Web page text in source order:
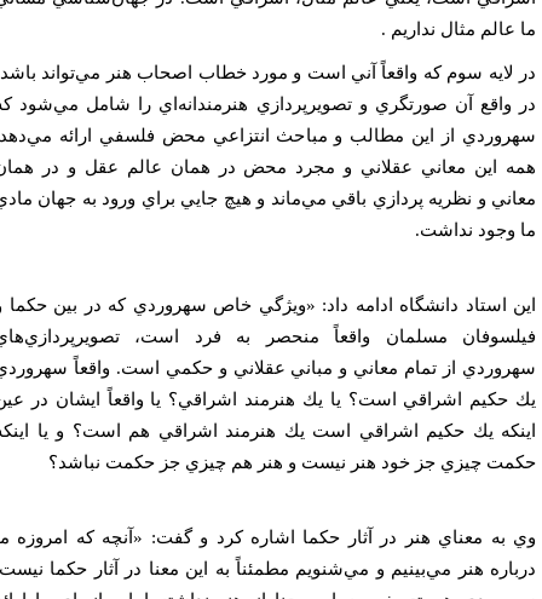
عالم مثال نداريم .
لايه سوم كه واقعاً آني است و مورد خطاب اصحاب هنر مي‌تواند باشد،
واقع آن صورتگري و تصويرپردازي هنرمندانه‌اي را شامل مي‌شود كه
از اين مطالب و مباحث انتزاعي محض فلسفي ارائه مي‌دهد.
اين معاني عقلاني و مجرد محض در همان عالم عقل و در همان
و نظريه پردازي باقي مي‌ماند و هيچ جايي براي ورود به جهان مادي
وجود نداشت.
استاد دانشگاه ادامه داد: «ويژگي خاص سهروردي كه در بين حكما و
مسلمان واقعاً منحصر به فرد است، تصويرپردازي‌هاي
از تمام معاني و مباني عقلاني و حكمي است. واقعاً سهروردي
حكيم اشراقي است؟ يا يك هنرمند اشراقي؟ يا واقعاً ايشان در عين
يك حكيم اشراقي است يك هنرمند اشراقي هم است؟ و يا اينكه
چيزي جز خود هنر نيست و هنر هم چيزي جز حكمت نباشد؟
به معناي هنر در آثار حكما اشاره كرد و گفت: «آنچه كه امروزه ما
هنر مي‌بينيم و مي‌شنويم مطمئناً به اين معنا در آثار حكما نيست.